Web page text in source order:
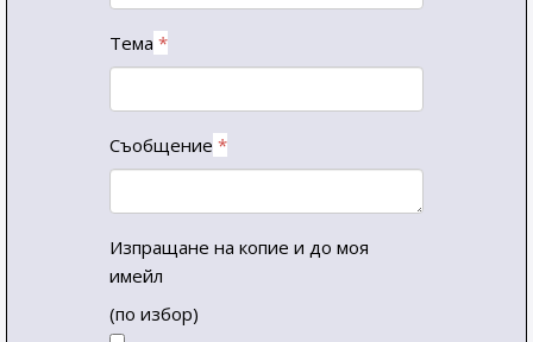
Тема *
Съобщение *
Изпращане на копие и до моя
имейл
(по избор)